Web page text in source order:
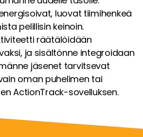
luovat tiimihenkeä
pelillisin keinoin.
räätälöidään
ja sisältönne integroidaan
jäsenet tarvitsevat
oman puhelimen tai
ActionTrack-sovelluksen.